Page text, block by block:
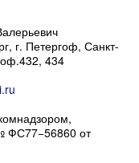
г. Петергоф, Санкт-
434
ФС77−56860 от